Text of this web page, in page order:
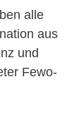
alle
aus
und
Fewo-